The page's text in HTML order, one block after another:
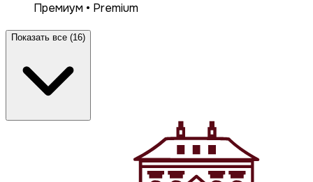
Премиум • Premium
Показать все (16)